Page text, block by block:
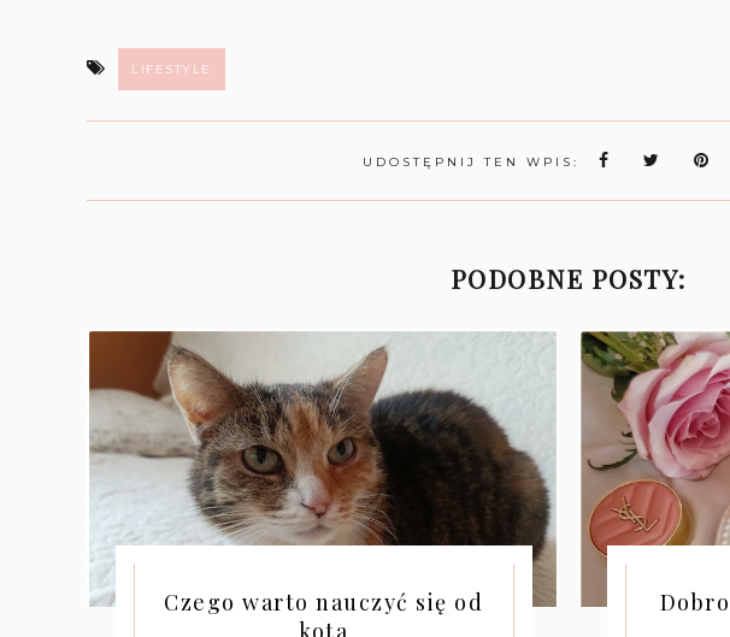
LIFESTYLE
UDOSTĘPNIJ TEN WPIS:
PODOBNE POSTY:
Czego warto nauczyć się od
kota